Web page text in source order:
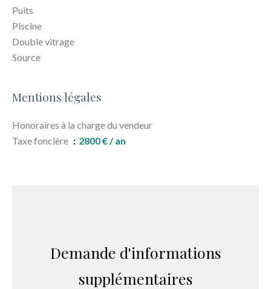
Puits
Piscine
Double vitrage
Source
Mentions légales
Honoraires à la charge du vendeur
Taxe foncière
2800 € / an
Demande d'informations
supplémentaires